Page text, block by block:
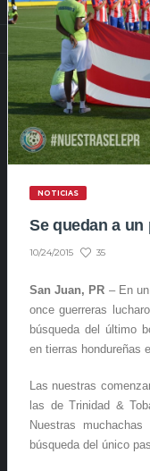
NOTICIAS
Se quedan a un
10/24/2015 35
San Juan, PR – En
once guerreras
búsqueda del último
en tierras hondureñas
Las nuestras
las de Trinidad &
Nuestras
búsqueda del único